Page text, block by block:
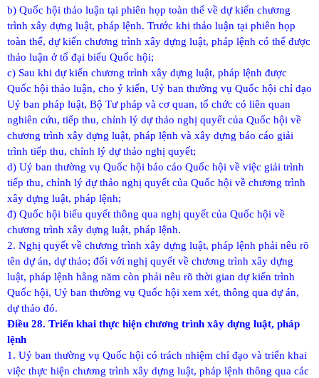
b) Quốc hội thảo luận tại phiên họp toàn thể về dự kiến chương
trình xây dựng luật, pháp lệnh. Trước khi thảo luận tại phiên họp
toàn thể, dự kiến chương trình xây dựng luật, pháp lệnh có thể được
thảo luận ở tổ đại biểu Quốc hội;
c) Sau khi dự kiến chương trình xây dựng luật, pháp lệnh được
Quốc hội thảo luận, cho ý kiến, Uỷ ban thường vụ Quốc hội chỉ đạo
Uỷ ban pháp luật, Bộ Tư pháp và cơ quan, tổ chức có liên quan
nghiên cứu, tiếp thu, chỉnh lý dự thảo nghị quyết của Quốc hội về
chương trình xây dựng luật, pháp lệnh và xây dựng báo cáo giải
trình tiếp thu, chỉnh lý dự thảo nghị quyết;
d) Uỷ ban thường vụ Quốc hội báo cáo Quốc hội về việc giải trình
tiếp thu, chỉnh lý dự thảo nghị quyết của Quốc hội về chương trình
xây dựng luật, pháp lệnh;
đ) Quốc hội biểu quyết thông qua nghị quyết của Quốc hội về
chương trình xây dựng luật, pháp lệnh.
2. Nghị quyết về chương trình xây dựng luật, pháp lệnh phải nêu rõ
tên dự án, dự thảo; đối với nghị quyết về chương trình xây dựng
luật, pháp lệnh hằng năm còn phải nêu rõ thời gian dự kiến trình
Quốc hội, Uỷ ban thường vụ Quốc hội xem xét, thông qua dự án,
dự thảo đó.
Điều 28. Triển khai thực hiện chương trình xây dựng luật, pháp
lệnh
1. Uỷ ban thường vụ Quốc hội có trách nhiệm chỉ đạo và triển khai
việc thực hiện chương trình xây dựng luật, pháp lệnh thông qua các